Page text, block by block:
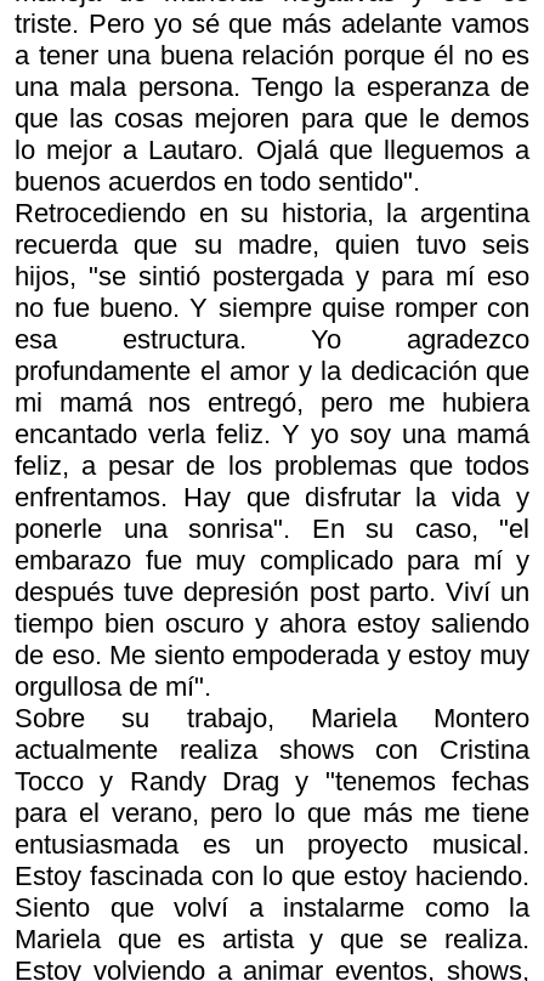
triste. Pero yo sé que más adelante vamos
a tener una buena relación porque él no es
una mala persona. Tengo la esperanza de
que las cosas mejoren para que le demos
lo mejor a Lautaro. Ojalá que lleguemos a
buenos acuerdos en todo sentido".
Retrocediendo en su historia, la argentina
recuerda que su madre, quien tuvo seis
hijos, "se sintió postergada y para mí eso
no fue bueno. Y siempre quise romper con
esa estructura. Yo agradezco
profundamente el amor y la dedicación que
mi mamá nos entregó, pero me hubiera
encantado verla feliz. Y yo soy una mamá
feliz, a pesar de los problemas que todos
enfrentamos. Hay que disfrutar la vida y
ponerle una sonrisa". En su caso, "el
embarazo fue muy complicado para mí y
después tuve depresión post parto. Viví un
tiempo bien oscuro y ahora estoy saliendo
de eso. Me siento empoderada y estoy muy
orgullosa de mí".
Sobre su trabajo, Mariela Montero
actualmente realiza shows con Cristina
Tocco y Randy Drag y "tenemos fechas
para el verano, pero lo que más me tiene
entusiasmada es un proyecto musical.
Estoy fascinada con lo que estoy haciendo.
Siento que volví a instalarme como la
Mariela que es artista y que se realiza.
Estoy volviendo a animar eventos, shows,